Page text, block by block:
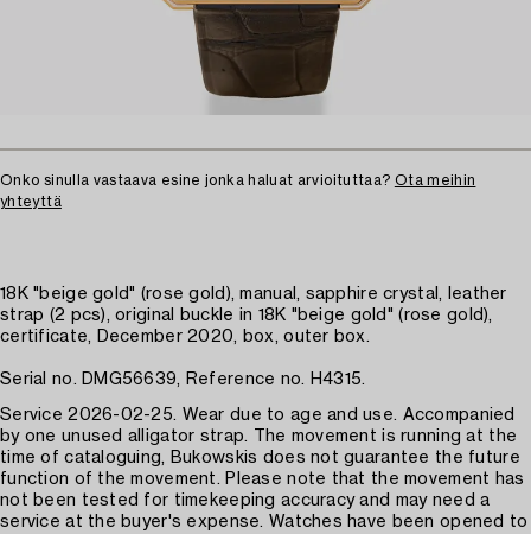
Onko sinulla vastaava esine jonka haluat arvioituttaa? Ota meihin
yhteyttä
18K "beige gold" (rose gold), manual, sapphire crystal, leather
strap (2 pcs), original buckle in 18K "beige gold" (rose gold),
certificate, December 2020, box, outer box.
Serial no. DMG56639, Reference no. H4315.
Service 2026-02-25. Wear due to age and use. Accompanied
by one unused alligator strap. The movement is running at the
time of cataloguing, Bukowskis does not guarantee the future
function of the movement. Please note that the movement has
not been tested for timekeeping accuracy and may need a
service at the buyer's expense. Watches have been opened to